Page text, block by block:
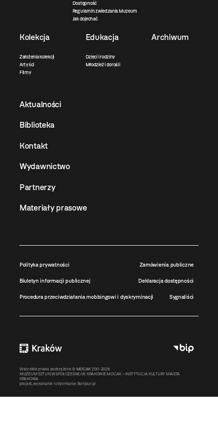
Dostępność
Regulamin zwiedzania Muzeum
Jak dojechać
Kolekcja
Założenia kolekcji
Artyści
Filmy
Edukacja
Dzieci i rodziny
Młodzież i dorośli
Archiwum
Aktualności
Biblioteka
Kontakt
Wydawnictwo
Partnerzy
Materiały prasowe
Polityka prywatności Zamówienia publiczne
Biuletyn informacji publicznej Deklaracja dostępności
Procedura przeciwdziałania mobbingowi i dyskryminacji Sygnaliści
Wszystkie prawa zastrzeżone © MOCAK 2011-2026
MUZEUM SZTUKI WSPÓŁCZESNEJ W KRAKOWIE MOCAK – INSTYTUCJA KULTURY MIASTA
KRAKOWA
projekt, wykonanie i utrzymanie: Bonjour.pl